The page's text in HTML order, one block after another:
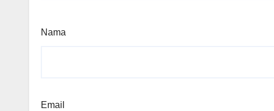
Nama
Email